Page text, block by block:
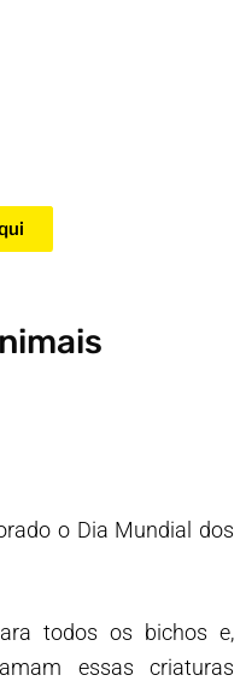
o Dia Mundial dos
todos os bichos e,
essas criaturas